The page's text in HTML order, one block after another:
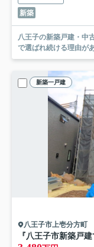
新築
八王子の新築戸建・中古
で選ばれ続ける理由が
新築一戸建
八王子市上壱分方町